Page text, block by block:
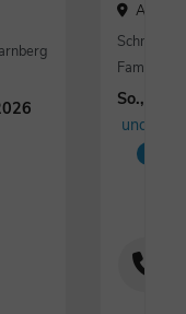
Am
Familie!
So.,
und